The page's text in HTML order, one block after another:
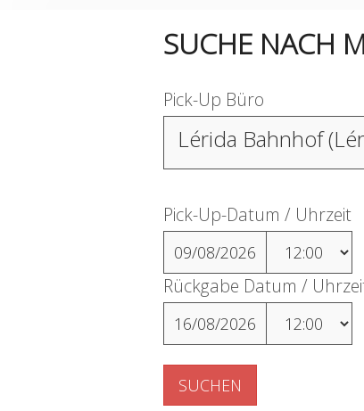
SUCHE NACH
Pick-Up Büro
Lérida Bahnhof
Pick-Up-Datum / Uhrzeit
09/08/2026
Rückgabe Datum /
16/08/2026
SUCHEN